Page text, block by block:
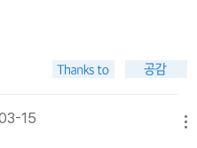
15